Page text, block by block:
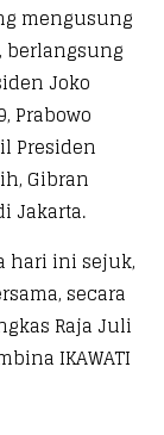
mengusung
berlangsung
Joko
Prabowo
Presiden
Gibran
Jakarta.
hari ini sejuk,
secara
Raja Juli
IKAWATI